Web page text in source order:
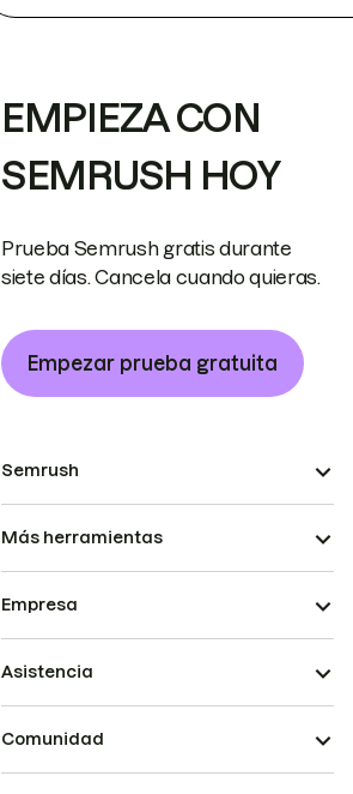
EMPIEZA CON
SEMRUSH HOY
Prueba Semrush gratis durante
siete días. Cancela cuando quieras.
Empezar prueba gratuita
Semrush
Más herramientas
Empresa
Asistencia
Comunidad